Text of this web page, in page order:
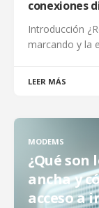
conexiones
Introducción
marcando y la
LEER MÁS
MODEMS
¿Qué son
ancha y
acceso a